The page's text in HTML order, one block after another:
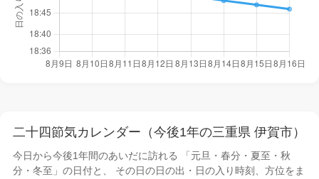
二十四節気カレンダー（今後1年の三重県 伊賀市）
今日から今後1年間のあいだに訪れる 「元旦・春分・夏至・秋
分・冬至」の日付と、 その日の日の出・日の入り時刻
、方位をま